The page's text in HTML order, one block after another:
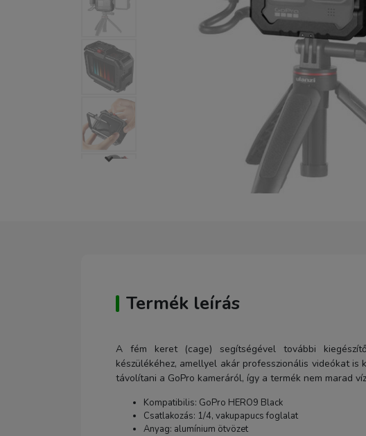
Termék leírás
A fém keret (cage) segítségével további
készülékéhez, amellyel akár professzionális videókat
távolítani a GoPro kameráról, így a termék nem marad
Kompatibilis: GoPro HERO9 Black
Csatlakozás: 1/4, vakupapucs foglalat
Anyag: alumínium ötvözet